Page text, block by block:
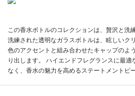
この香水ボトルのコレクションは、贅沢と洗
洗練された透明なガラスボトルは、眩しいク
色のアクセントと組み合わせたキャップのよ
り出します。 ハイエンドフレグランスに最
なく、香水の魅力を高めるステートメントピ